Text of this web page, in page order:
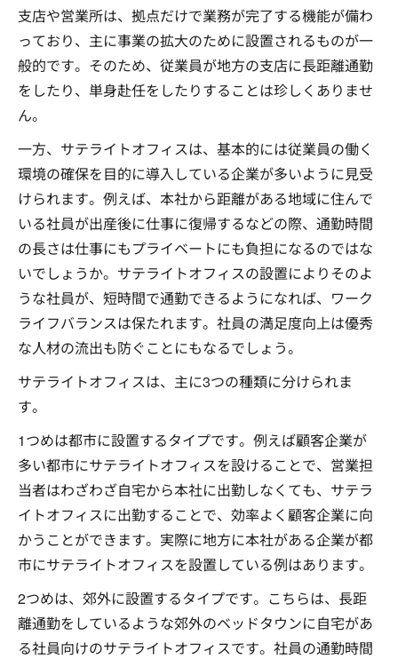
支店や営業所は、拠点だけで業務が完了する機能が備わ
っており、主に事業の拡大のために設置されるものが一
般的です。そのため、従業員が地方の支店に長距離通勤
をしたり、単身赴任をしたりすることは珍しくありませ
ん。
一方、サテライトオフィスは、基本的には従業員の働く
環境の確保を目的に導入している企業が多いように見受
けられます。例えば、本社から距離がある地域に住んで
いる社員が出産後に仕事に復帰するなどの際、通勤時間
の長さは仕事にもプライベートにも負担になるのではな
いでしょうか。サテライトオフィスの設置によりそのよ
うな社員が、短時間で通勤できるようになれば、ワーク
ライフバランスは保たれます。社員の満足度向上は優秀
な人材の流出も防ぐことにもなるでしょう。
サテライトオフィスは、主に3つの種類に分けられま
す。
1つめは都市に設置するタイプです。例えば顧客企業が
多い都市にサテライトオフィスを設けることで、営業担
当者はわざわざ自宅から本社に出勤しなくても、サテラ
イトオフィスに出勤することで、効率よく顧客企業に向
かうことができます。実際に地方に本社がある企業が都
市にサテライトオフィスを設置している例はあります。
2つめは、郊外に設置するタイプです。こちらは、長距
離通勤をしているような郊外のベッドタウンに自宅があ
る社員向けのサテライトオフィスです。社員の通勤時間